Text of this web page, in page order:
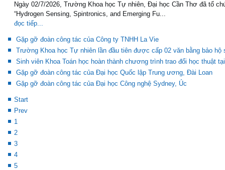
Ngày 02/7/2026, Trường Khoa học Tự nhiên, Đại học Cần Thơ đã tổ
“Hydrogen Sensing, Spintronics, and Emerging Fu...
đọc tiếp...
Gặp gỡ đoàn công tác của Công ty TNHH La Vie
Trường Khoa học Tự nhiên lần đầu tiên được cấp 02 văn bằng bảo
Sinh viên Khoa Toán học hoàn thành chương trình trao đổi học thuật
Gặp gỡ đoàn công tác của Đại học Quốc lập Trung ương, Đài Loan
Gặp gỡ đoàn công tác của Đại học Công nghệ Sydney, Úc
Start
Prev
1
2
3
4
5